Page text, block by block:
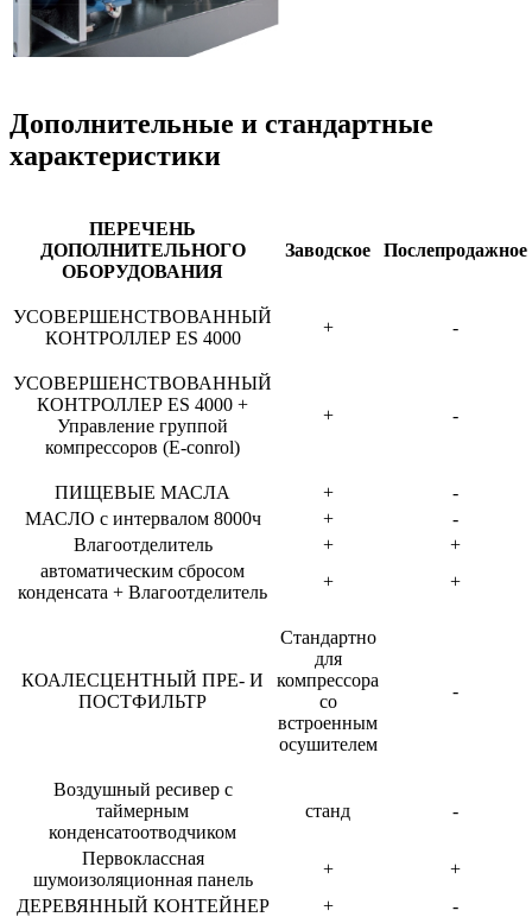
Дополнительные и стандартные
характеристики
ПЕРЕЧЕНЬ
ДОПОЛНИТЕЛЬНОГО
ОБОРУДОВАНИЯ
Заводское Послепродажное
УСОВЕРШЕНСТВОВАННЫЙ
КОНТРОЛЛЕР ES 4000
+ -
УСОВЕРШЕНСТВОВАННЫЙ
КОНТРОЛЛЕР ES 4000 +
Управление группой
компрессоров (E-conrol)
+ -
ПИЩЕВЫЕ МАСЛА +
-
МАСЛО с интервалом 8000ч
+
-
Влагоотделитель
+
+
автоматическим сбросом
конденсата + Влагоотделитель
+ +
КОАЛЕСЦЕНТНЫЙ ПРЕ- И
ПОСТФИЛЬТР
Стандартно
для
компрессора
со
встроенным
осушителем
-
Воздушный ресивер с
таймерным
конденсатоотводчиком
станд -
Первоклассная
шумоизоляционная панель
+
+
ДЕРЕВЯННЫЙ КОНТЕЙНЕР
+ -